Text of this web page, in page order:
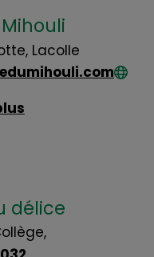
Lacolle
délice